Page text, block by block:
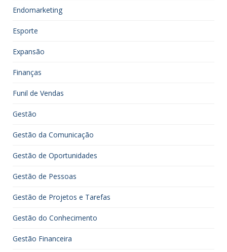
Endomarketing
Esporte
Expansão
Finanças
Funil de Vendas
Gestão
Gestão da Comunicação
Gestão de Oportunidades
Gestão de Pessoas
Gestão de Projetos e Tarefas
Gestão do Conhecimento
Gestão Financeira